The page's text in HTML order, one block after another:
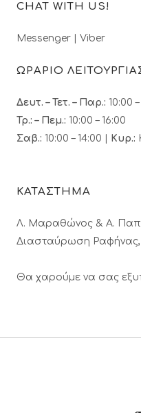
CHAT WITH US!
Messenger Viber
ΩΡΑΡΙΟ
Δευτ. – Τετ. – Παρ.: 10:00
Τρ.: – Πεμ.: 10:00 – 16:00
Σαβ.: 10:00 – 14:00 | Κυρ.:
ΚΑΤΑΣΤΗΜΑ
Λ. Μαραθώνος & A.
Διασταύρωση Ραφήνας,
Θα χαρούμε να σας